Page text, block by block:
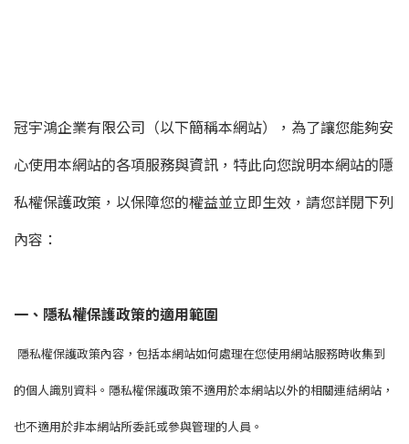
冠宇鴻企業有限公司（以下簡稱本網站），為了讓您能夠安
心使用本網站的各項服務與資訊，特此向您說明本網站的隱
私權保護政策，以保障您的權益並立即生效，請您詳閱下列
內容：
一、隱私權保護政策的適用範圍
隱私權保護政策內容，包括本網站如何處理在您使用網站服務時收集到
的個人識別資料。隱私權保護政策不適用於本網站以外的相關連結網站，
也不適用於非本網站所委託或參與管理的人員。